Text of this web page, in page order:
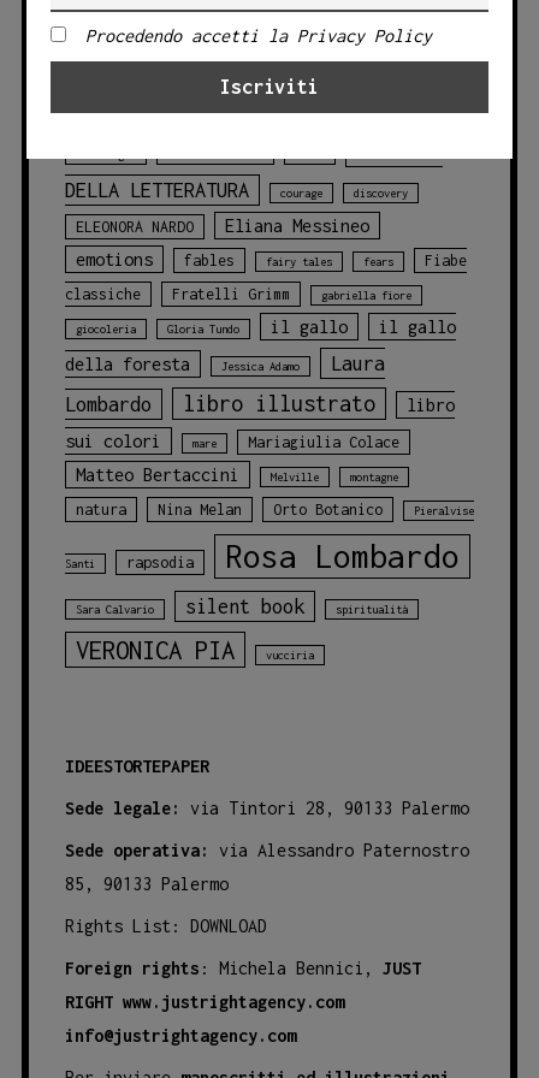
TAG PRODOTTO
Angelo Bruno
della foresta animals balene blu
DELLA LETTERATURA
courage discovery
ELEONORA NARDO
Eliana Messineo
emotions
fables fairy tales fears
Fiabe
classiche
Fratelli Grimm gabriella fiore
giocoleria Gloria Tundo il gallo
il gallo
della foresta
Jessica Adamo
Laura
Lombardo
libro illustrato
libro
sui colori
mare Mariagiulia Colace
Matteo Bertaccini Melville montagne
natura Nina Melan Orto Botanico Pieralvise
Santi rapsodia Rosa Lombardo
Sara Calvario silent book spiritualità
VERONICA PIA vucciria
IDEESTORTEPAPER
Sede legale: via Tintori 28, 90133 Palermo
Sede operativa:
via Alessandro Paternostro
85, 90133 Palermo
Rights List: DOWNLOAD
Foreign rights : Michela Bennici, JUST
RIGHT www.justrightagency.com
info@justrightagency.com
Procedendo accetti la Privacy Policy